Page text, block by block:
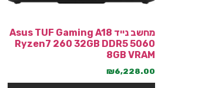
מחשב נייד Asus TUF Gaming A18
Ryzen7 260 32GB DDR5 5060
8GB VRAM
₪6,228.00